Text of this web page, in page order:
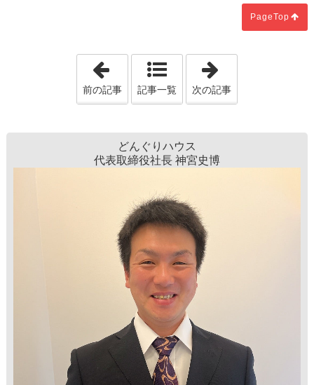
PageTop
「＼ 照明みっけ ／猫カフェMOCHA(モ
前の記事 記事一覧 次の記事
どんぐりハウス
代表取締役社長 神宮史博